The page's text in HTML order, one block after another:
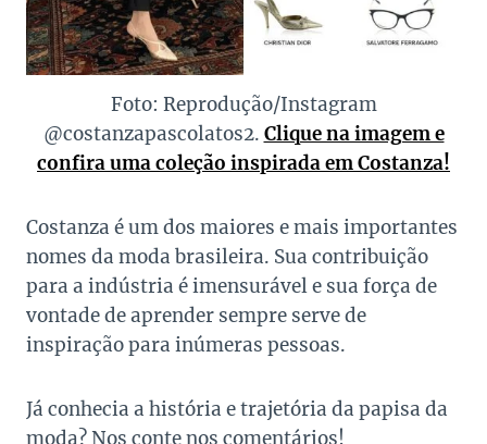
Foto: Reprodução/Instagram
@costanzapascolatos2. Clique na imagem e
confira uma coleção inspirada em Costanza!
Costanza é um dos maiores e mais importantes
nomes da moda brasileira. Sua contribuição
para a indústria é imensurável e sua força de
vontade de aprender sempre serve de
inspiração para inúmeras pessoas.
Já conhecia a história e trajetória da papisa da
moda? Nos conte nos comentários!